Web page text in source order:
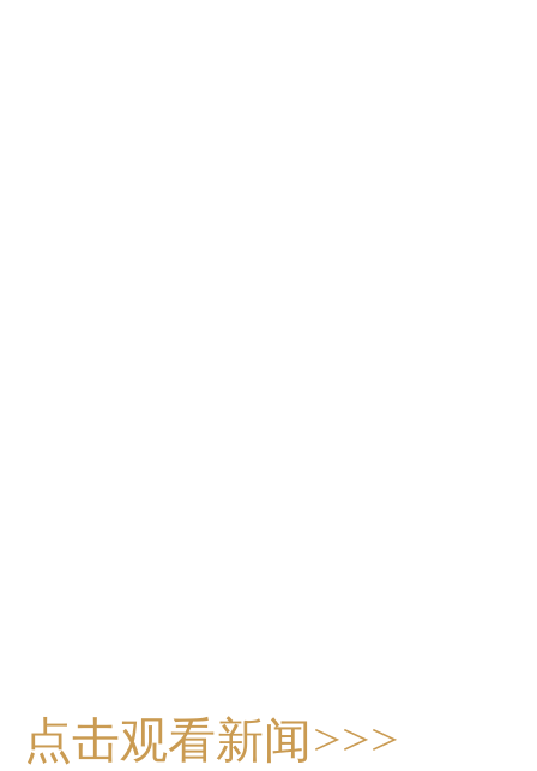
点击观看新闻>>>